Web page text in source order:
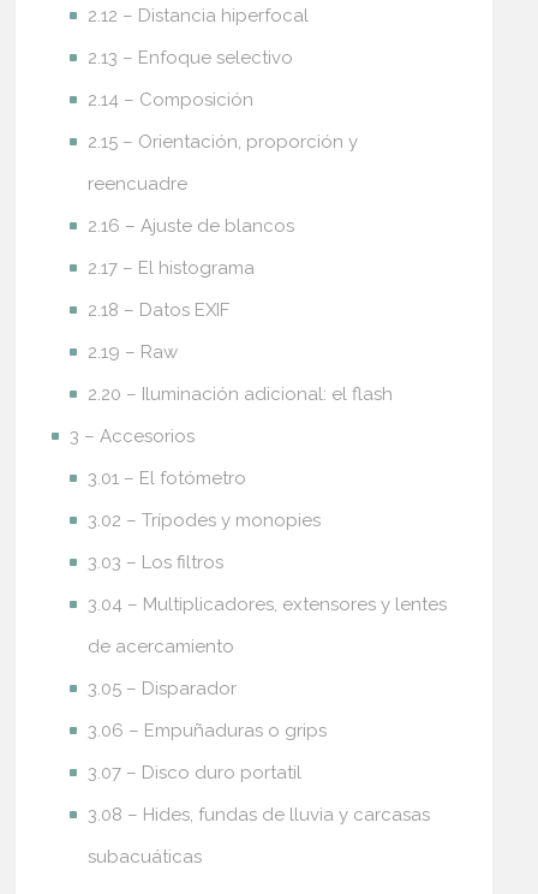
2.12 – Distancia hiperfocal
2.13 – Enfoque selectivo
2.14 – Composición
2.15 – Orientación, proporción y
reencuadre
2.16 – Ajuste de blancos
2.17 – El histograma
2.18 – Datos EXIF
2.19 – Raw
2.20 – Iluminación adicional: el flash
3 – Accesorios
3.01 – El fotómetro
3.02 – Trípodes y monopies
3.03 – Los filtros
3.04 – Multiplicadores, extensores y lentes
de acercamiento
3.05 – Disparador
3.06 – Empuñaduras o grips
3.07 – Disco duro portatil
3.08 – Hides, fundas de lluvia y carcasas
subacuáticas